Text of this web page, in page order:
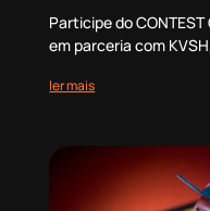
Participe do CONTEST
em parceria com
ler mais